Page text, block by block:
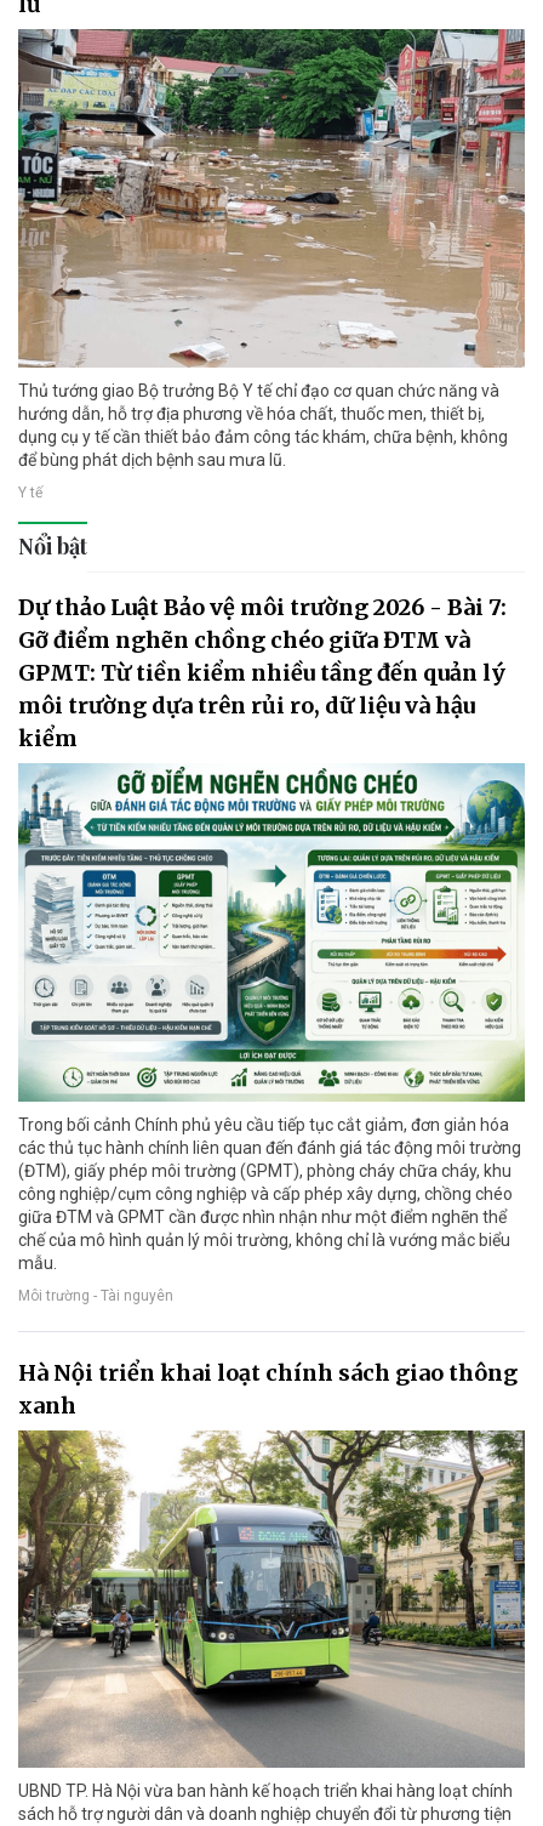
Thủ tướng giao Bộ trưởng Bộ Y tế chỉ đạo cơ quan chức năng và
hướng dẫn, hỗ trợ địa phương về hóa chất, thuốc men, thiết bị,
dụng cụ y tế cần thiết bảo đảm công tác khám, chữa bệnh, không
để bùng phát dịch bệnh sau mưa lũ.
Y tế
Nổi bật
Dự thảo Luật Bảo vệ môi trường 2026 - Bài 7:
Gỡ điểm nghẽn chồng chéo giữa ĐTM và
GPMT: Từ tiền kiểm nhiều tầng đến quản lý
môi trường dựa trên rủi ro, dữ liệu và hậu
kiểm
Trong bối cảnh Chính phủ yêu cầu tiếp tục cắt giảm, đơn giản hóa
các thủ tục hành chính liên quan đến đánh giá tác động môi trường
(ĐTM), giấy phép môi trường (GPMT), phòng cháy chữa cháy, khu
công nghiệp/cụm công nghiệp và cấp phép xây dựng, chồng chéo
giữa ĐTM và GPMT cần được nhìn nhận như một điểm nghẽn thể
chế của mô hình quản lý môi trường, không chỉ là vướng mắc biểu
mẫu.
Môi trường - Tài nguyên
Hà Nội triển khai loạt chính sách giao thông
xanh
UBND TP. Hà Nội vừa ban hành kế hoạch triển khai hàng loạt chính
sách hỗ trợ người dân và doanh nghiệp chuyển đổi từ phương tiện